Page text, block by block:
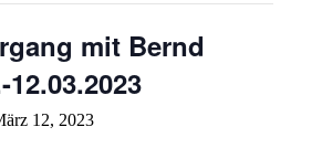
mit Bernd
12, 2023